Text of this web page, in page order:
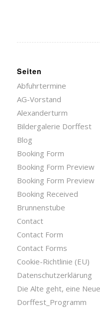
Seiten
Abfuhrtermine
AG-Vorstand
Alexanderturm
Bildergalerie Dorffest
Blog
Booking Form
Booking Form Preview
Booking Form Preview
Booking Received
Brunnenstube
Contact
Contact Form
Contact Forms
Cookie-Richtlinie (EU)
Datenschutzerklärung
Die Alte geht, eine
Dorffest_Programm